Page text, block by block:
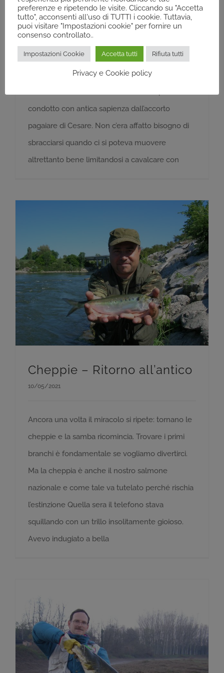
07/06/2021
Ha riaperto la pesca al persico reale, comune in
tutte le acque del piano ma non facile da
individuare per la sua caratteristica lunaticità Il
condotto con antica sapienza dall’accorto
pagaiare di Cesare. Non c’era affatto bisogno di
sbracciarsi quando ci si poteva muovere
altrettanto bene limitandosi a cavalcare con
Cheppie – Ritorno all’antico
10/05/2021
Ancora una volta il miracolo si ripete: tornano le
cheppie e la samba ricomincia. Trovare i primi
branchi è fondamentale se vogliamo divertirci.
Ma la cheppia è anche il nostro salmone
nazionale e come tale va tutelato perché rischia
l’estinzione Quella sera il telefono stava
squillando con un trillo insolitamente gioioso.
Avevo indugiato a bella
preferenze e ripetendo le visite. Cliccando su "Accetta
tutto", acconsenti all'uso di TUTTI i cookie. Tuttavia,
puoi visitare "Impostazioni cookie" per fornire un
consenso controllato..
Impostazioni Cookie Accetta tutti Rifiuta tutti
Privacy e Cookie policy